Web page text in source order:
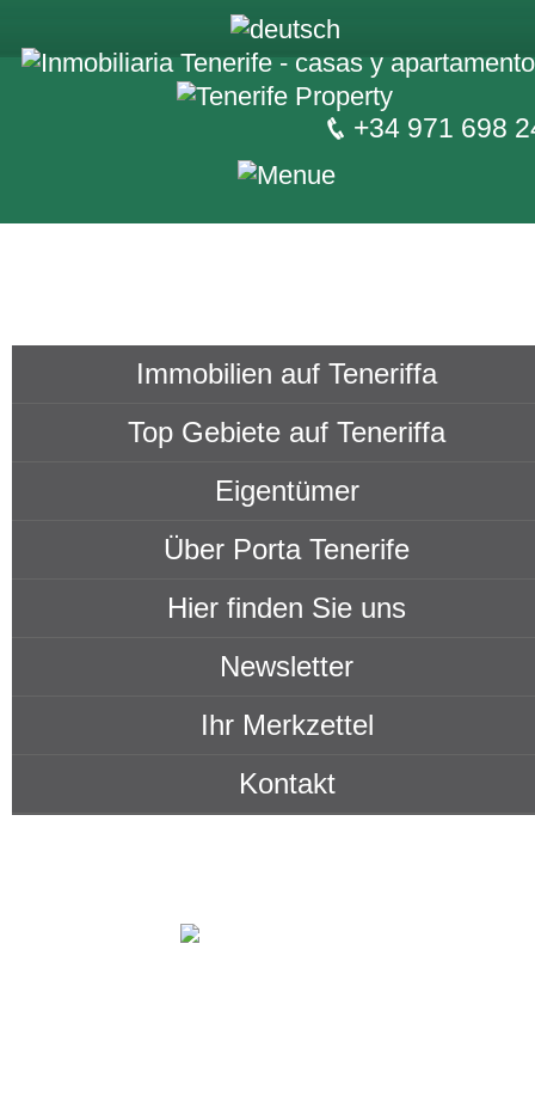
+34 971 698
Immobilien auf Teneriffa
Top Gebiete auf Teneriffa
Eigentümer
Über Porta Tenerife
Hier finden Sie uns
Newsletter
Ihr Merkzettel
Kontakt